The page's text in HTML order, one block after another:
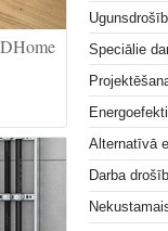
Speciālie
Alternatīvā
Darba